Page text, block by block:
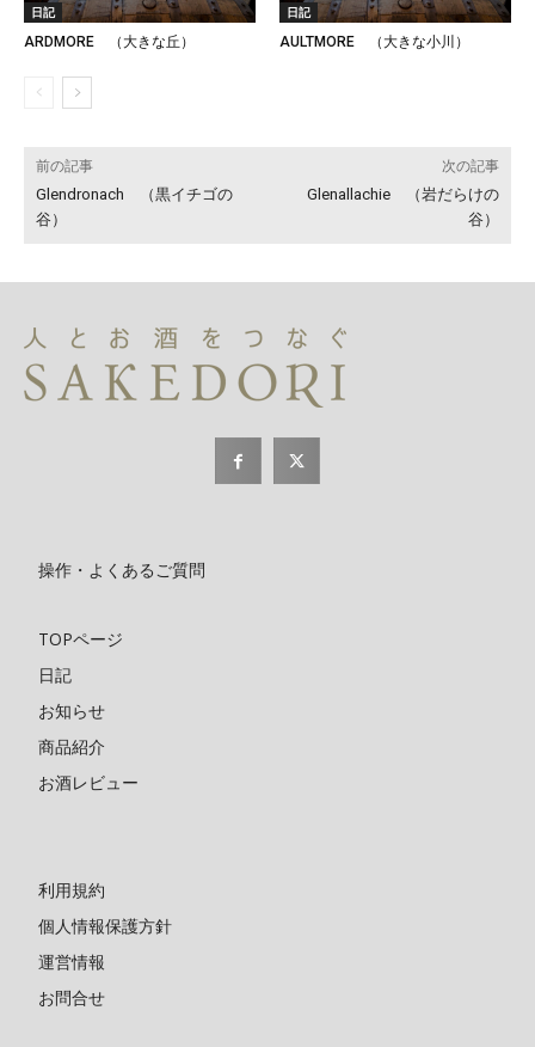
日記
ARDMORE （大きな丘）
日記
AULTMORE （大きな小川）
前の記事
Glendronach （黒イチゴの
谷）
次の記事
Glenallachie （岩だらけの
谷）
操作・よくあるご質問
TOPページ
日記
お知らせ
商品紹介
お酒レビュー
利用規約
個人情報保護方針
運営情報
お問合せ